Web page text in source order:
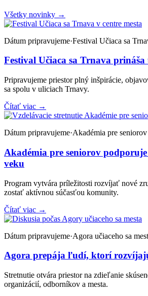
Všetky novinky →
Dátum pripravujeme·Festival Učiaca sa
Festival Učiaca sa Trnava prináša
Pripravujeme priestor plný inšpirácie,
sa spolu v uliciach Trnavy.
Čítať viac →
Dátum pripravujeme·Akadémia pre seniorov
Akadémia pre seniorov
veku
Program vytvára príležitosti rozvíjať nové
zostať aktívnou súčasťou komunity.
Čítať viac →
Dátum pripravujeme·Agora učiaceho sa
Agora prepája ľudí, ktorí
Stretnutie otvára priestor na zdieľanie
organizácií, odborníkov a mesta.